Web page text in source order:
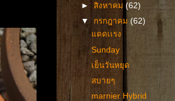
►สิงหาคม(62)
▼ กรกฎาคม(62)
แดดเเรง
Sunday
เย็นวันหยุด
สบายๆ
marnier Hybrid